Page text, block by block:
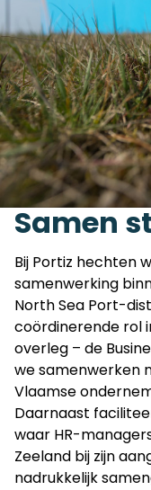
Samen
Bij Portiz hechten
samenwerking
North Sea Port-
coördinerende rol
overleg – de
we samenwerken
Vlaamse
Daarnaast
waar HR-
Zeeland bij zijn
nadrukkelijk